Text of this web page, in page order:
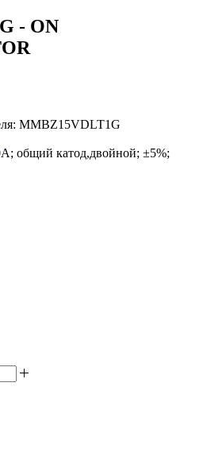
- ON
MMBZ15VDLT1G
общий катод,двойной; ±5%;